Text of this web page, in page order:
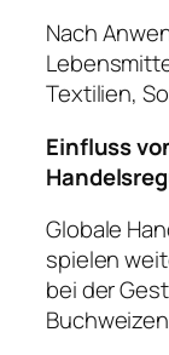
Nach
Textilien,
Einfluss
Globale
spielen
bei der